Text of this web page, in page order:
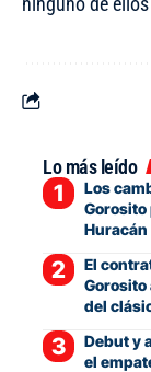
Lo más leído
Los
Gorosito
Huracán
El
Gorosito
del
Debut y
el